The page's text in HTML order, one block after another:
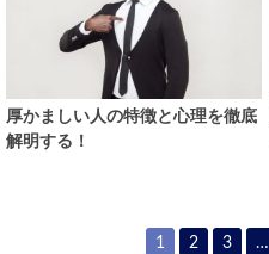
厚かましい人の特徴と心理を徹底
解明する！
1 2 3 …